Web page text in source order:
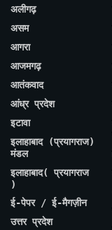
अलीगढ़
असम
आगरा
आजमगढ़
आतंकवाद
आंध्र प्रदेश
इटावा
इलाहाबाद (प्रयागराज)
मंडल
इलाहाबाद( प्रयागराज
)
ई-पेपर / ई-मैगज़ीन
उत्तर प्रदेश